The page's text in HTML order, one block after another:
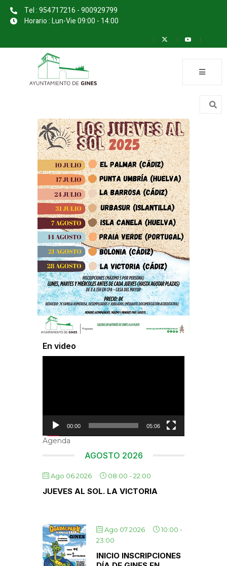
Tel : 954717216 - 900929799
Horario : Lun-Vie 09:00 - 14:00
En video
00:00 05:06
Agenda
AGOSTO 2026
Ago 06 2026 08:00 -22:00
JUEVES AL SOL. LA VICTORIA
Ago 07 2026 10:00 -
23:00
INICIO INSCRIPCIONES